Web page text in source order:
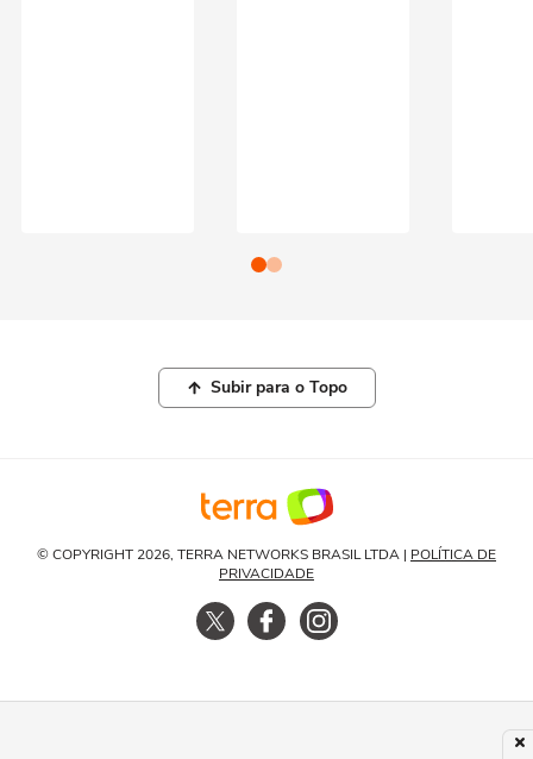
Subir para o Topo
© COPYRIGHT 2026, TERRA NETWORKS BRASIL LTDA | POLÍTICA DE
PRIVACIDADE